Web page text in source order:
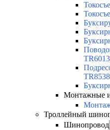
TR6013
TR8538
Монтажные
Троллейный
Шинопровод